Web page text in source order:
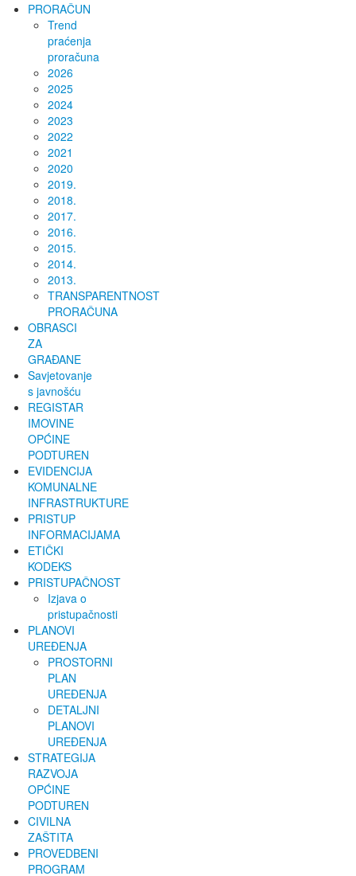
PRORAČUN
Trend
praćenja
proračuna
2026
2025
2024
2023
2022
2021
2020
2019.
2018.
2017.
2016.
2015.
2014.
2013.
TRANSPARENTNOST
PRORAČUNA
OBRASCI
ZA
GRAĐANE
Savjetovanje
s javnošću
REGISTAR
IMOVINE
OPĆINE
PODTUREN
EVIDENCIJA
KOMUNALNE
INFRASTRUKTURE
PRISTUP
INFORMACIJAMA
ETIČKI
KODEKS
PRISTUPAČNOST
Izjava o
pristupačnosti
PLANOVI
UREĐENJA
PROSTORNI
PLAN
UREĐENJA
DETALJNI
PLANOVI
UREĐENJA
STRATEGIJA
RAZVOJA
OPĆINE
PODTUREN
CIVILNA
ZAŠTITA
PROVEDBENI
PROGRAM